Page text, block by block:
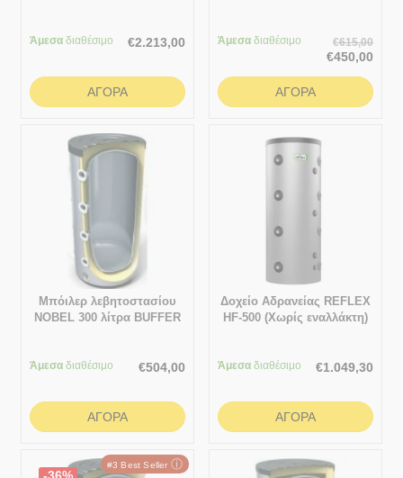
Άμεσα διαθέσιμο €2.213,00
ΑΓΟΡΆ
Άμεσα διαθέσιμο €615,00
€450,00
ΑΓΟΡΆ
Μπόιλερ λεβητοστασίου
NOBEL 300 λίτρα BUFFER
Άμεσα διαθέσιμο €504,00
ΑΓΟΡΆ
Δοχείο Αδρανείας REFLEX
HF-500 (Χωρίς εναλλάκτη)
Άμεσα διαθέσιμο €1.049,30
ΑΓΟΡΆ
-36%
#3 Best Seller ⓘ